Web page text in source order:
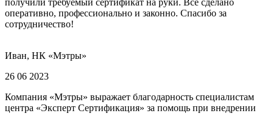
оперативно, профессионально и законно. Спасибо за
сотрудничество!
Иван, НК «Мэтры»
26 06 2023
Компания «Мэтры» выражает благодарность специалистам
центра «Эксперт Сертификация» за помощь при внедрении